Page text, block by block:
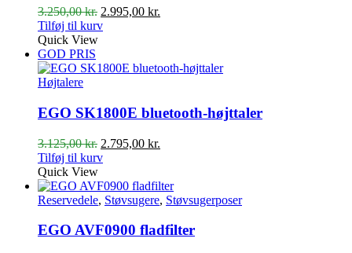
3.250,00kr. Den
oprindelige
3.250,00 kr..
2.995,00 kr.
2.995,00 kr..
Tilføj til kurv
Quick View
GOD PRIS
Højtalere
EGO SK1800E bluetooth-højttaler
3.125,00kr. Den
oprindelige
var:
3.125,00 kr..
2.795,00 kr.
er:
2.795,00 kr..
Tilføj til kurv
Quick View
Reservedele, Støvsugere, Støvsugerposer
EGO AVF0900 fladfilter